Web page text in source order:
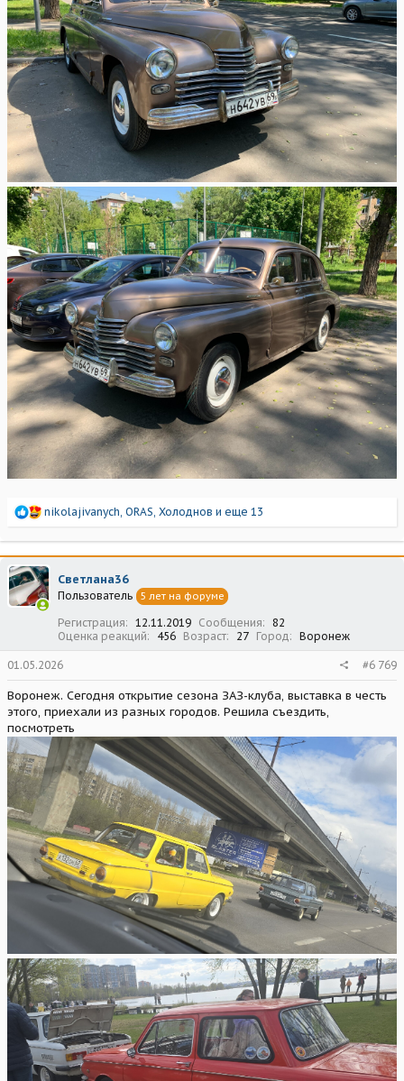
Р
а
к
ц
и
и
:
nikolajivanych, ORAS, Холоднов и еще 13
Светлана36
Пользователь 5 лет на форуме
Регистрация 12.11.2019 Сообщения
82
Оценка реакций
456 Возраст 27 Город Воронеж
01.05.2026 #6 769
Воронеж. Сегодня открытие сезона ЗАЗ-клуба, выставка в честь
этого, приехали из разных городов. Решила съездить,
посмотреть